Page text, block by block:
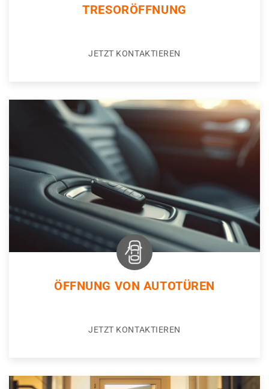
TRESORÖFFNUNG
JETZT KONTAKTIEREN
ÖFFNUNG VON AUTOTÜREN
JETZT KONTAKTIEREN